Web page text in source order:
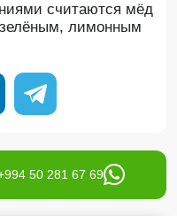
считаются мёд
лимонным
50 281 67 69